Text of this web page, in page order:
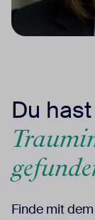
Du
Finde mit